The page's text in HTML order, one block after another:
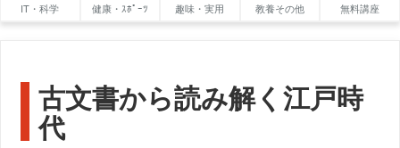
IT・科学 健康・ｽﾎﾟｰﾂ 趣味・実用 教養その他 無料講座
古文書から読み解く江戸時
代